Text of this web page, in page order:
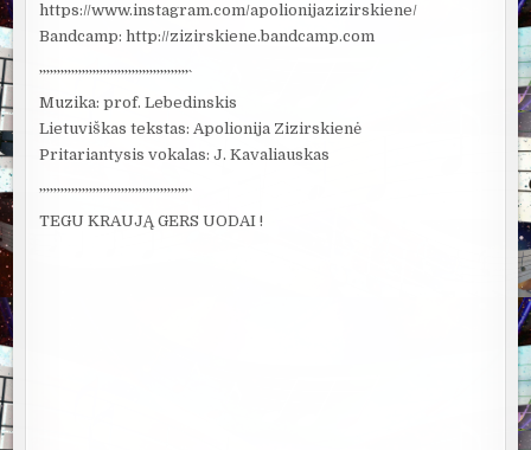
https://www.instagram.com/apolionijazizirskiene/
Bandcamp: http://zizirskiene.bandcamp.com
`’`’`’`’`’`’`’`’`’`’`’`’`’`’`’`’`’`’`’`’`’`’`’`’`’`’`’`’`’`’`’`’`’`’`’`’`’`’`’`’`’`’`
Muzika: prof. Lebedinskis
Lietuviškas tekstas: Apolionija Zizirskienė
Pritariantysis vokalas: J. Kavaliauskas
`’`’`’`’`’`’`’`’`’`’`’`’`’`’`’`’`’`’`’`’`’`’`’`’`’`’`’`’`’`’`’`’`’`’`’`’`’`’`’`’`’`’`
TEGU KRAUJĄ GERS UODAI !